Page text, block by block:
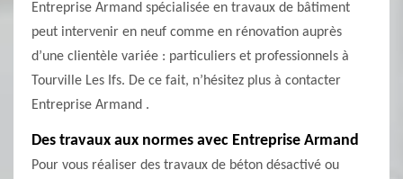
Entreprise Armand spécialisée en travaux de bâtiment
peut intervenir en neuf comme en rénovation auprès
d’une clientèle variée : particuliers et professionnels à
Tourville Les Ifs. De ce fait, n’hésitez plus à contacter
Entreprise Armand .
Des travaux aux normes avec Entreprise Armand
Pour vous réaliser des travaux de béton désactivé ou